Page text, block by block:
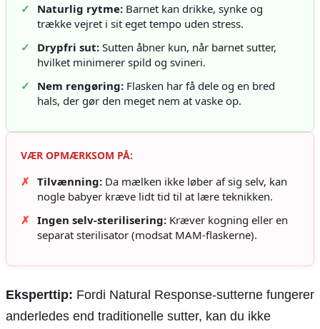
✓ Naturlig rytme: Barnet kan drikke, synke og
trække vejret i sit eget tempo uden stress.
✓
Drypfri sut: Sutten åbner kun, når barnet sutter,
hvilket minimerer spild og svineri.
✓
Nem rengøring: Flasken har få dele og en bred
hals, der gør den meget nem at vaske op.
VÆR OPMÆRKSOM PÅ:
✗ Tilvænning: Da mælken ikke løber af sig selv, kan
nogle babyer kræve lidt tid til at lære teknikken.
✗ Ingen selv-sterilisering: Kræver kogning eller en
separat sterilisator (modsat MAM-flaskerne).
Eksperttip: Fordi Natural Response-sutterne fungerer
anderledes end traditionelle sutter, kan du ikke